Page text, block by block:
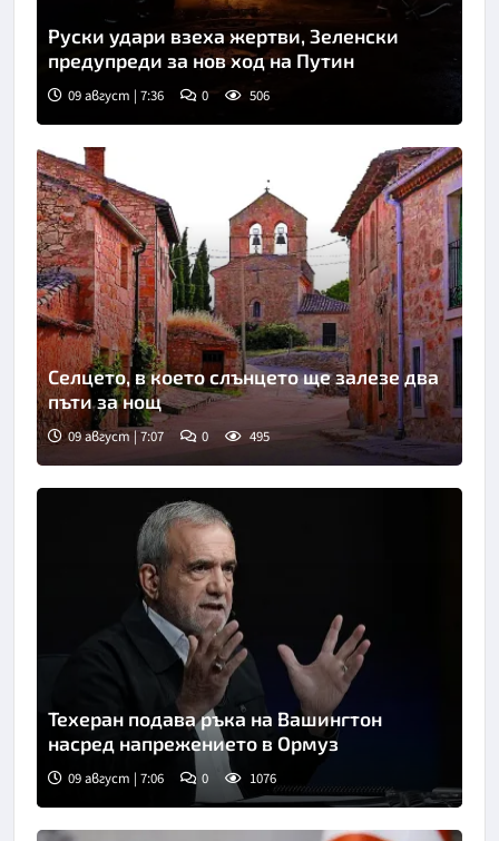
Руски удари взеха жертви, Зеленски
предупреди за нов ход на Путин
09 август | 7:36 0 506
Селцето, в което слънцето ще залезе два
пъти за нощ
09 август | 7:07 0 495
Техеран подава ръка на Вашингтон
насред напрежението в Ормуз
09 август | 7:06 0 1076